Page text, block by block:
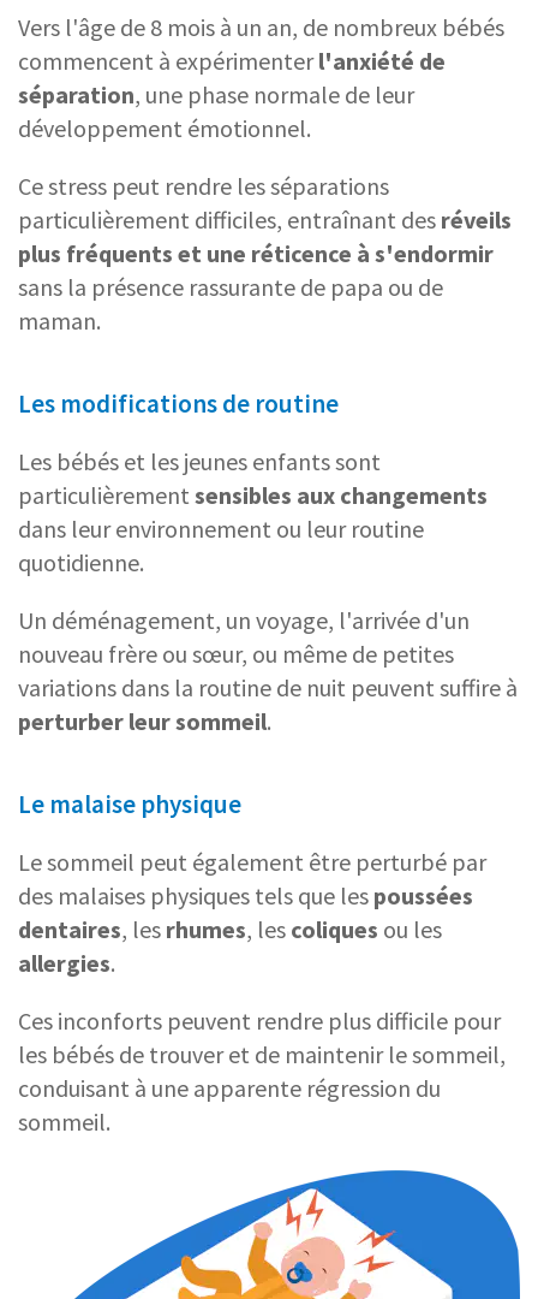
Vers l'âge de 8 mois à un an, de nombreux bébés
commencent à expérimenterl'anxiété de
séparation, une phase normale de leur
développement émotionnel.
Ce stress peut rendre les séparations
particulièrement difficiles, entraînant des réveils
plus fréquents et une réticence à s'endormir
sans la présence rassurante de papa ou de
maman.
Les modifications de routine
Les bébés et les jeunes enfants sont
particulièrement sensibles aux changements
dans leur environnement ou leur routine
quotidienne.
Un déménagement, un voyage, l'arrivée d'un
nouveau frère ou sœur, ou même de petites
variations dans la routine de nuit peuvent suffire à
perturber leur sommeil.
Le malaise physique
Le sommeil peut également être perturbé par
des malaises physiques tels que les poussées
dentaires, les rhumes, les coliques ou les
allergies.
Ces inconforts peuvent rendre plus difficile pour
les bébés de trouver et de maintenir le sommeil,
conduisant à une apparente régression du
sommeil.